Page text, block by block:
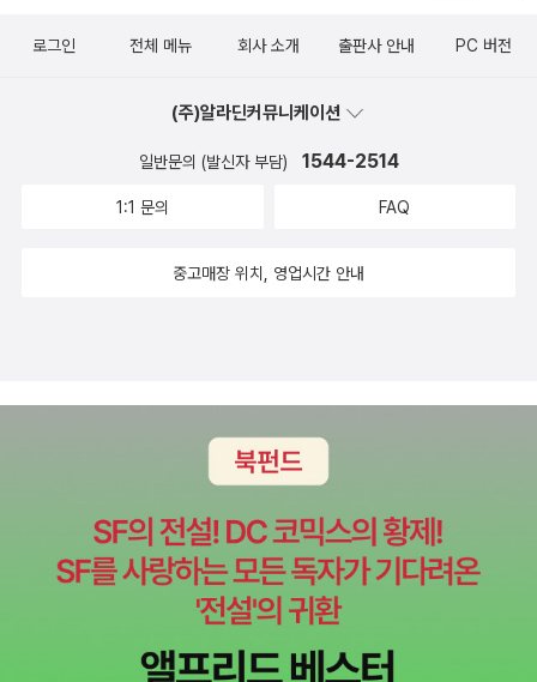
대한 이야기는 전혀 없으니 제쳐두고, 이 책에서 행한 법화경과 능가
것은 없습니다. 그러나 여전히 아쉬움이 있다면 조동종과 임제종의
차이를 저자가 설명한 방식으로 이해할 수 있는가, 동아시아 3국의
보다 저로서는, 저자가 원효를 전혀 모르고 있다는 사실이 안타깝지
부분만 흔쾌히 받기로 했습니다. 2. 제1부에서 저자는 궁극적 객관성
제1장, 궁극적 객관성의 탐구와 인도철학 부분에서, 저자는 브라흐만
교에서 자이나교에 이르는 제 사상을 두루 살핀 후, 붓다의 사상을 이
렇게 정향(定向)합니다. '철학적 담론을 통해 궁극이 객관성에 도달
하려는 시도의 결과가 절대주의라면, 그리고 그러한 시도가 실패한
이유를 보여주는 것이 극단적인 회의주의라고 한다면, 붓다가 인간의
경험에 관해 설명한 것은 그러한 객관성의 갈구 자체를 파기하고 중
도를 통해서 절대주의와 극단적 회의주의 모두를 지양하려 한 것이라
배경, 조셉 니덤, 까치, 1998 (품절)15. 중국 전통문화와 과학, 김영
편역, 신지서원, 1993 (절판)17. 중국의 우주론과 청대의 과학혁명,
존 헨더슨, 소명출판, 2004 18. 몸으로 본 중국사상, 加納喜光, 소
절)20. 몸, 국가, 우주, 하나를 꿈꾸다, 김희정, 궁리, 20082. 동아시
염정삼 옮김, 서울대학교출판부, 200722. 천자문 : 욕망하는 천자
까치, 1999* 동양철학의 유혹, 신정근, 이학사, 2002 - 좀더 쉬운
입문서26. 도의 논쟁자들, 앤거스 그레이엄, 새물결, 2003* 중국고
대사상의 세계, 벤자민 슈월츠, 살림, 2004- 난형난제 !27. 주역 : 주
역왕필주, 임채우 옮김, 길, 2006 고형의 주역, 김상섭 옮김, 예문서
원, 1995 (절판)* 내 눈으로 읽은 주역, 김상섭, 지호, 2006 - 위 도
서에 대한 대체.실증주역, 황태연, 청계, 200828. 논어 : 朱註今釋
논어, 김도련 옮김, 현음사, 1997 논어, 宮崎市定, 이산, 2001 논어
로그인 전체 메뉴 회사 소개 출판사 안내 PC 버전
(주)알라딘커뮤니케이션
일반문의 (발신자 부담) 1544-2514
1:1 문의 FAQ
중고매장 위치, 영업시간 안내